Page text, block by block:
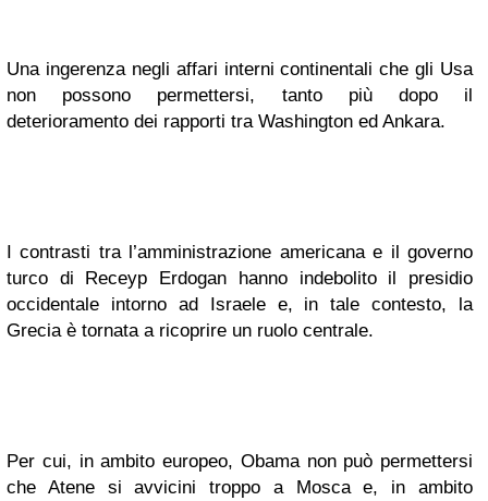
Una ingerenza negli affari interni continentali che gli Usa
non possono permettersi, tanto più dopo il
deterioramento dei rapporti tra Washington ed Ankara.
I contrasti tra l’amministrazione americana e il governo
turco di Receyp Erdogan hanno indebolito il presidio
occidentale intorno ad Israele e, in tale contesto, la
Grecia è tornata a ricoprire un ruolo centrale.
Per cui, in ambito europeo, Obama non può permettersi
che Atene si avvicini troppo a Mosca e, in ambito